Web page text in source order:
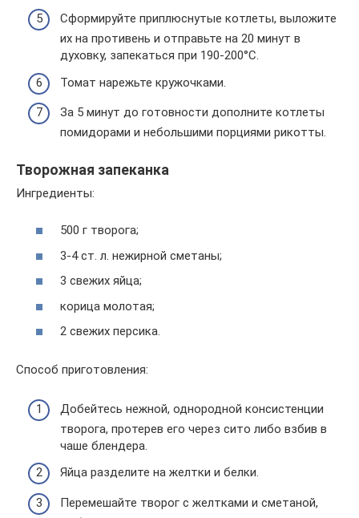
Сформируйте приплюснутые котлеты, выложите
их на противень и отправьте на 20 минут в
духовку, запекаться при 190-200°С.
Томат нарежьте кружочками.
За 5 минут до готовности дополните котлеты
помидорами и небольшими порциями рикотты.
Творожная запеканка
Ингредиенты:
500 г творога;
3-4 ст. л. нежирной сметаны;
3 свежих яйца;
корица молотая;
2 свежих персика.
Способ приготовления:
Добейтесь нежной, однородной консистенции
творога, протерев его через сито либо взбив в
чаше блендера.
Яйца разделите на желтки и белки.
Перемешайте творог с желтками и сметаной,